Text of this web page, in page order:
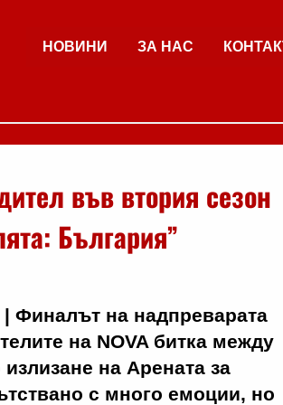
НОВИНИ ЗА НАС
във втория сезон
България”
Финалът на надпреварата
на NOVA битка между
на Арената за
с много емоции, но